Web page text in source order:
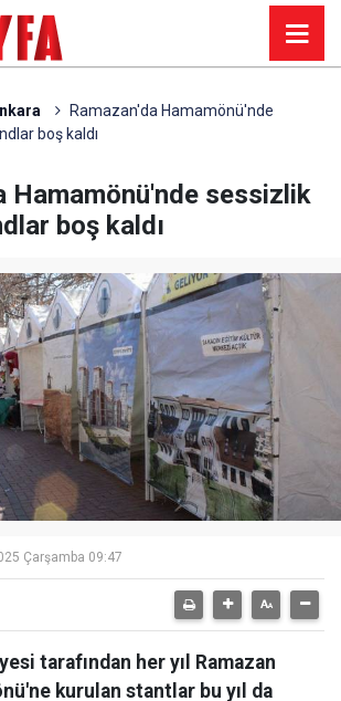
Ramazan'da Hamamönü'nde
boş kaldı
Hamamönü'nde sessizlik
boş kaldı
Çarşamba 09:47
tarafından her yıl Ramazan
kurulan stantlar bu yıl da